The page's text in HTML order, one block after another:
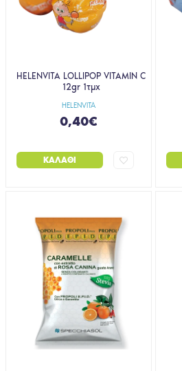
HELENVITA
HELENVITA LOLLIPOP VITAMIN C
12gr 1τμχ
0,40€
ΚΑΛΆΘΙ